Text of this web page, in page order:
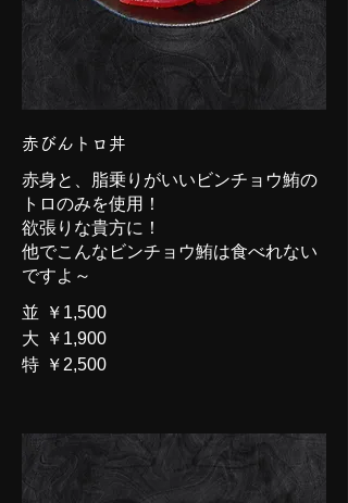
赤びんトロ丼
赤身と、脂乗りがいいビンチョウ鮪の
トロのみを使用！
欲張りな貴方に！
他でこんなビンチョウ鮪は食べれない
ですよ～
並
￥1,500
大
￥1,900
特 ￥2,500